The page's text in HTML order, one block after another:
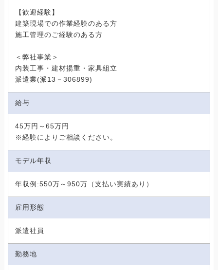
【歓迎経験】
建築現場での作業経験のある方
施工管理のご経験のある方
＜弊社事業＞
内装工事・建材揚重・家具組立
派遣業(派13－306899)
給与
45万円～65万円
※経験によりご相談ください。
モデル年収
年収例:550万～950万（支払い実績あり）
雇用形態
派遣社員
勤務地